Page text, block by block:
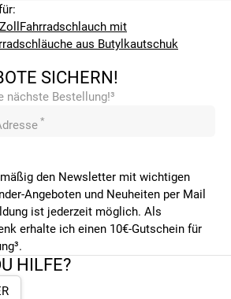
Fahrradschlauch mit
aus Butylkautschuk
SICHERN!
nächste Bestellung!³
*
den Newsletter mit wichtigen
Angeboten und Neuheiten per Mail
ist jederzeit möglich. Als
erhalte ich einen 10€-Gutschein für
HILFE?